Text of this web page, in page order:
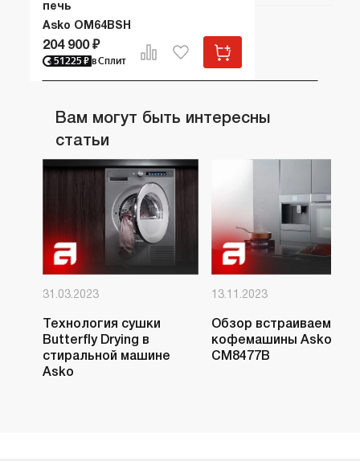
печь
Asko OM64BSH
204 900 ₽
51225 ₽ в Сплит
Вам могут быть интересны
статьи
31.03.2023
Технология сушки
Butterfly Drying в
стиральной машине
Asko
13.11.2023
Обзор встраиваемой
кофемашины Asko
CM8477B